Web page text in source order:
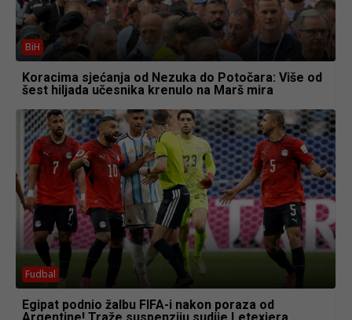
BiH
Koracima sjećanja od Nezuka do Potočara: Više od
šest hiljada učesnika krenulo na Marš mira
Fudbal
Egipat podnio žalbu FIFA-i nakon poraza od